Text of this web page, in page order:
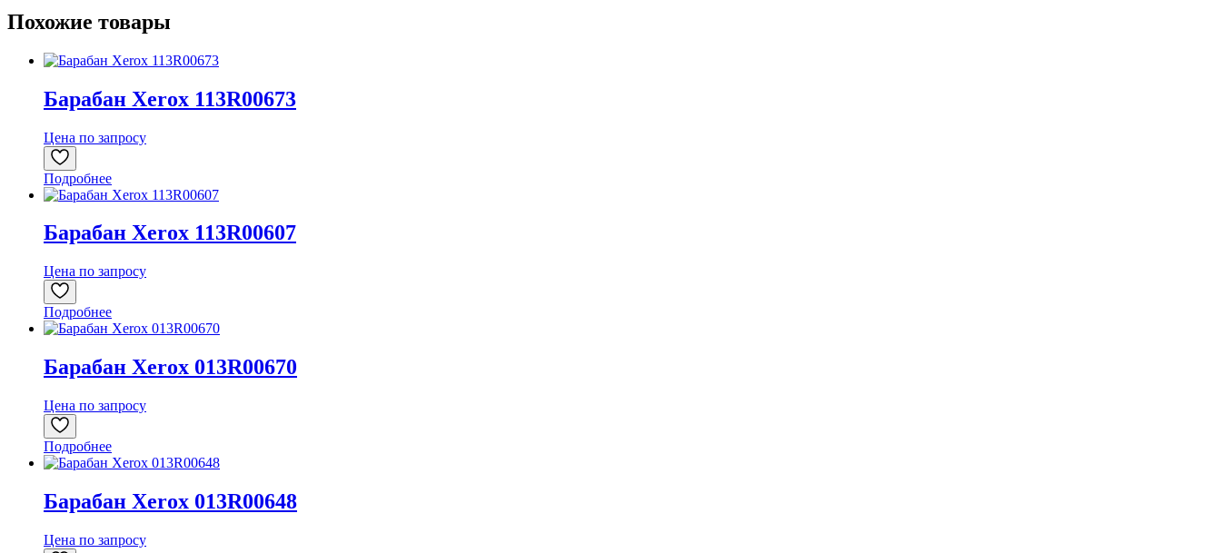
Похожие товары
Барабан Xerox 113R00673
Цена по запросу
Подробнее
Барабан Xerox 113R00607
Цена по запросу
Подробнее
Барабан Xerox 013R00670
Цена по запросу
Подробнее
Барабан Xerox 013R00648
Цена по запросу